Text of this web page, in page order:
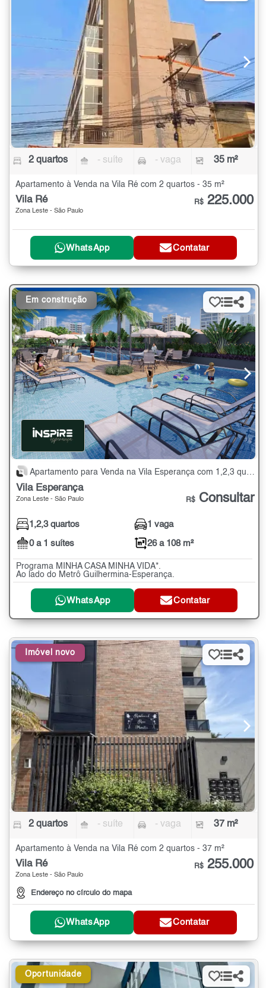
2 quartos - suíte - vaga 35 m²
Apartamento à Venda na Vila Ré com 2 quartos - 35 m²
Vila Ré
Zona Leste - São Paulo
R$ 225.000
WhatsApp Contatar
Em construção
Apartamento para Venda na Vila Esperança com 1,2,3 quartos - 26 a 108 m²
Vila Esperança
Zona Leste - São Paulo R$ Consultar
1,2,3 quartos
0 a 1 suítes
1 vaga
26 a 108 m²
Programa MINHA CASA MINHA VIDA*.
Ao lado do Metrô Guilhermina-Esperança.
WhatsApp Contatar
Imóvel novo
2 quartos - suíte - vaga 37 m²
Apartamento à Venda na Vila Ré com 2 quartos - 37 m²
Vila Ré
Zona Leste - São Paulo
Endereço no círculo do mapa
R$ 255.000
WhatsApp Contatar
Oportunidade